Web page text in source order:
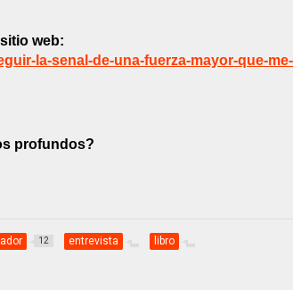
web:
la-senal-de-una-fuerza-mayor-que-me-
profundos?
12 entrevista libro